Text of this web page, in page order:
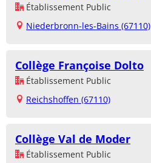
Établissement Public
Niederbronn-les-Bains (67110)
Collège Françoise Dolto
Établissement Public
Reichshoffen (67110)
Collège Val de Moder
Établissement Public